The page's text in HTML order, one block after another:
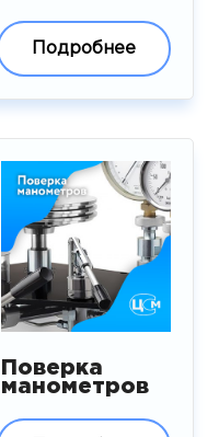
Подробнее
Поверка
манометров